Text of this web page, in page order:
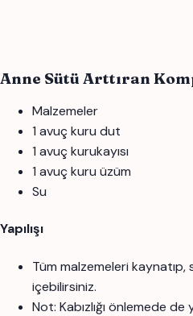
Anne Sütü Arttıran
Malzemeler
1 avuç kuru dut
1 avuç kurukayısı
1 avuç kuru üzüm
Su
Yapılışı
Tüm malzemeleri
içebilirsiniz.
Not: Kabızlığı önlemede de